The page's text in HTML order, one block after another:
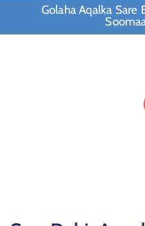
Golaha Aqalka Sare